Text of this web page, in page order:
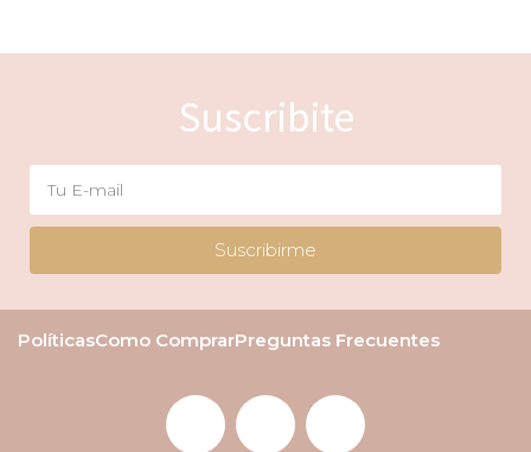
Suscribite
Suscribirme
PolíticasComo ComprarPreguntas Frecuentes